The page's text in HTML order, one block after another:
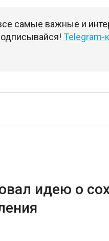
самые важные и
Telegram-
идею о